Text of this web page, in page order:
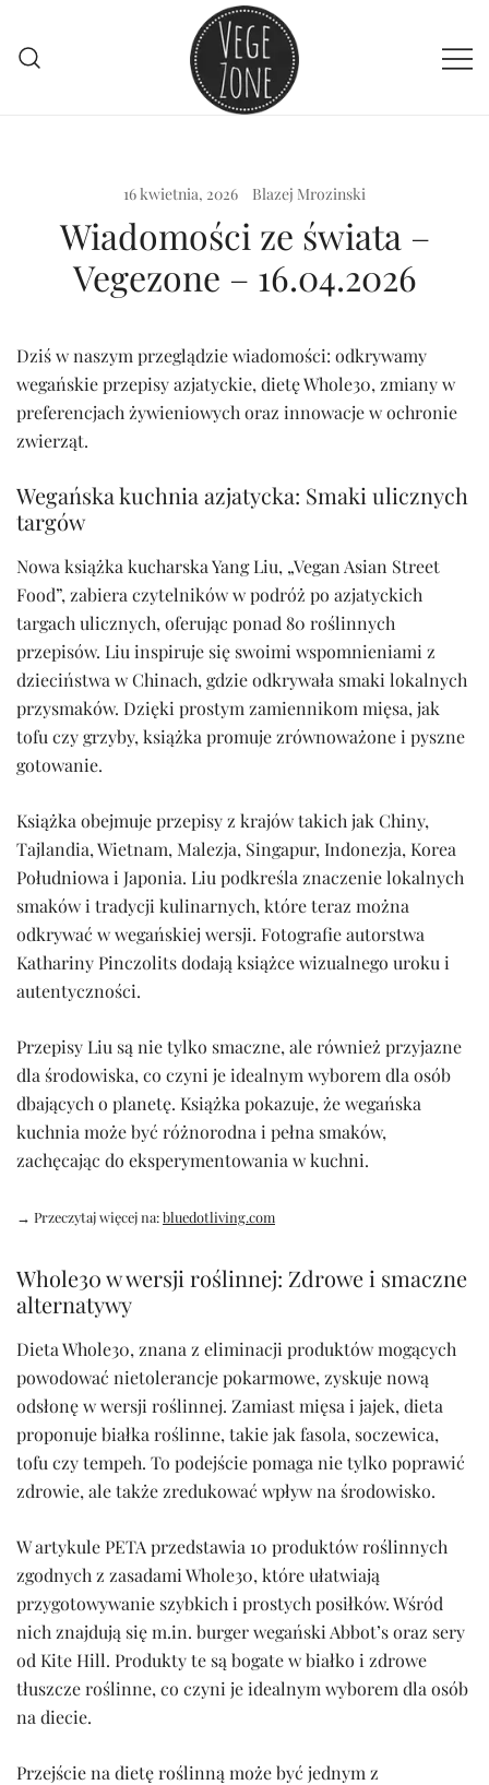
treści
16 kwietnia, 2026 Blazej Mrozinski
Wiadomości ze świata –
Vegezone – 16.04.2026
Dziś w naszym przeglądzie wiadomości: odkrywamy
wegańskie przepisy azjatyckie, dietę Whole30, zmiany w
preferencjach żywieniowych oraz innowacje w ochronie
zwierząt.
Wegańska kuchnia azjatycka: Smaki ulicznych
targów
Nowa książka kucharska Yang Liu, „Vegan Asian Street
Food”, zabiera czytelników w podróż po azjatyckich
targach ulicznych, oferując ponad 80 roślinnych
przepisów. Liu inspiruje się swoimi wspomnieniami z
dzieciństwa w Chinach, gdzie odkrywała smaki lokalnych
przysmaków. Dzięki prostym zamiennikom mięsa, jak
tofu czy grzyby, książka promuje zrównoważone i pyszne
gotowanie.
Książka obejmuje przepisy z krajów takich jak Chiny,
Tajlandia, Wietnam, Malezja, Singapur, Indonezja, Korea
Południowa i Japonia. Liu podkreśla znaczenie lokalnych
smaków i tradycji kulinarnych, które teraz można
odkrywać w wegańskiej wersji. Fotografie autorstwa
Kathariny Pinczolits dodają książce wizualnego uroku i
autentyczności.
Przepisy Liu są nie tylko smaczne, ale również przyjazne
dla środowiska, co czyni je idealnym wyborem dla osób
dbających o planetę. Książka pokazuje, że wegańska
kuchnia może być różnorodna i pełna smaków,
zachęcając do eksperymentowania w kuchni.
→ Przeczytaj więcej na:bluedotliving.com
Whole30 w wersji roślinnej: Zdrowe i smaczne
alternatywy
Dieta Whole30, znana z eliminacji produktów mogących
powodować nietolerancje pokarmowe, zyskuje nową
odsłonę w wersji roślinnej. Zamiast mięsa i jajek, dieta
proponuje białka roślinne, takie jak fasola, soczewica,
tofu czy tempeh. To podejście pomaga nie tylko poprawić
zdrowie, ale także zredukować wpływ na środowisko.
W artykule PETA przedstawia 10 produktów roślinnych
zgodnych z zasadami Whole30, które ułatwiają
przygotowywanie szybkich i prostych posiłków. Wśród
nich znajdują się m.in. burger wegański Abbot’s oraz sery
od Kite Hill. Produkty te są bogate w białko i zdrowe
tłuszcze roślinne, co czyni je idealnym wyborem dla osób
na diecie.
Przejście na dietę roślinną może być jednym z